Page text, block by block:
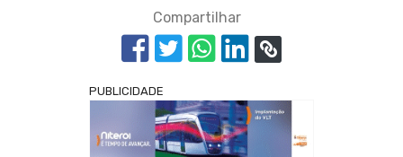
Compartilhar
PUBLICIDADE